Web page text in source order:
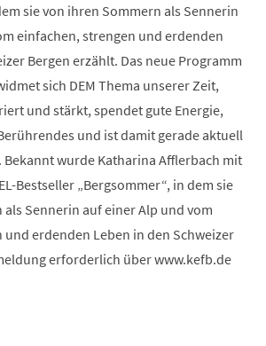
sie von ihren Sommern als Sennerin
einfachen, strengen und erdenden
Bergen erzählt. Das neue Programm
sich DEM Thema unserer Zeit,
und stärkt, spendet gute Energie,
und ist damit gerade aktuell
wurde Katharina Afflerbach mit
Bestseller „Bergsommer“, in dem sie
Sennerin auf einer Alp und vom
erdenden Leben in den Schweizer
erforderlich über www.kefb.de